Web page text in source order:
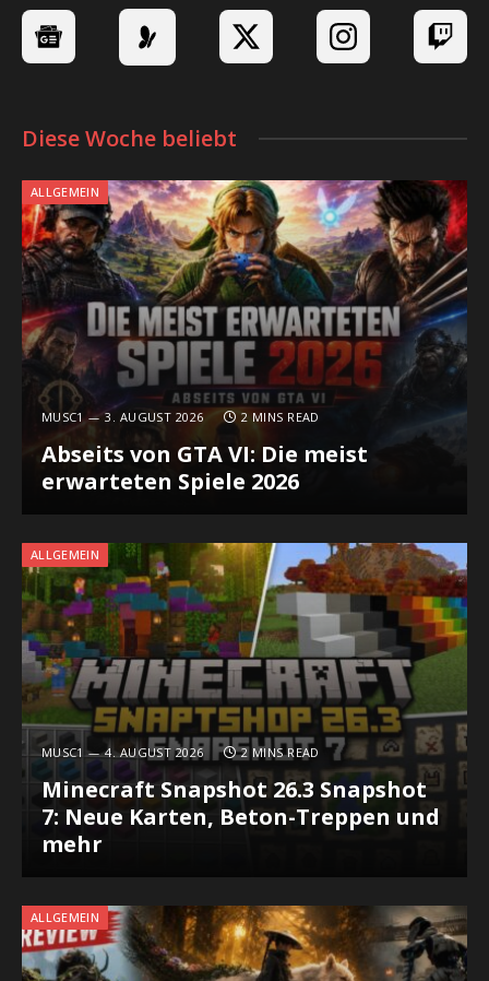
Diese Woche beliebt
ALLGEMEIN
MUSC1 3. AUGUST 2026 2 MINS READ
Abseits von GTA VI: Die meist
erwarteten Spiele 2026
ALLGEMEIN
MUSC1 4. AUGUST 2026 2 MINS READ
Minecraft Snapshot 26.3 Snapshot
7: Neue Karten, Beton-Treppen und
mehr
ALLGEMEIN